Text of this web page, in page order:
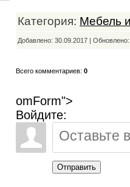
Категория: Мебель
Добавлено: 30.09.2017 |
Всего комментариев: 0
omForm">
Войдите:
Отправить